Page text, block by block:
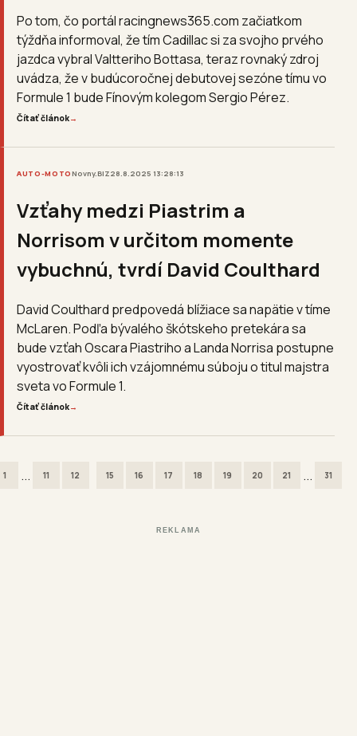
Po tom, čo portál racingnews365.com začiatkom
týždňa informoval, že tím Cadillac si za svojho prvého
jazdca vybral Valtteriho Bottasa, teraz rovnaký zdroj
uvádza, že v budúcoročnej debutovej sezóne tímu vo
Formule 1 bude Fínovým kolegom Sergio Pérez.
Čítať článok→
AUTO-MOTONovny.BIZ28.8.2025 13:28:13
Vzťahy medzi Piastrim a
Norrisom v určitom momente
vybuchnú, tvrdí David Coulthard
David Coulthard predpovedá blížiace sa napätie v tíme
McLaren. Podľa bývalého škótskeho pretekára sa
bude vzťah Oscara Piastriho a Landa Norrisa postupne
vyostrovať kvôli ich vzájomnému súboju o titul majstra
sveta vo Formule 1.
Čítať článok→
1 ... 11 12 15 16 17 18 19 20 21 ... 31
REKLAMA